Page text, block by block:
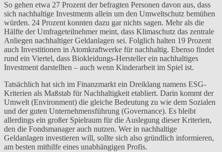
So gehen etwa 27 Prozent der befragten Personen davon aus, dass
sich nachhaltige Investments allein um den Umweltschutz bemühen
würden. 24 Prozent konnten dazu gar nichts sagen. Mehr als die
Hälfte der Umfrageteilnehmer meint, dass Klimaschutz das zentrale
Anliegen nachhaltiger Geldanlagen sei. Folglich halten 19 Prozent
auch Investitionen in Atomkraftwerke für nachhaltig. Ebenso findet
rund ein Viertel, dass Biokleidungs-Hersteller ein nachhaltiges
Investment darstellten – auch wenn Kinderarbeit im Spiel ist.
Tatsächlich hat sich im Finanzmarkt ein Dreiklang namens ESG-
Kriterien als Maßstab für Nachhaltigkeit etabliert. Darin kommt der
Umwelt (Environment) die gleiche Bedeutung zu wie dem Sozialen
und der guten Unternehmensführung (Governance). Es bleibt
allerdings ein großer Spielraum für die Auslegung dieser Kriterien,
den die Fondsmanager auch nutzen. Wer in nachhaltige
Geldanlagen investieren will, sollte sich also gründlich informieren,
am besten mithilfe eines unabhängigen Profis.